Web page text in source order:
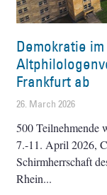
Demokratie
Frankfurt ab
26. March 2026
500 Teilnehmende
7.-11. April 2026,
Schirmherrschaft
Rhein